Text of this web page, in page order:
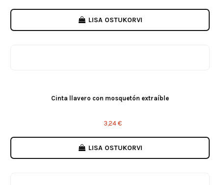
LISA OSTUKORVI
Cinta llavero con mosquetón extraíble
3,24 €
LISA OSTUKORVI